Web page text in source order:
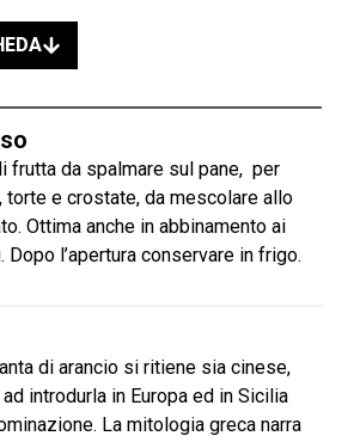
frutta da spalmare sul pane, per
torte e crostate, da mescolare allo
Ottima anche in abbinamento ai
l’apertura conservare in frigo.
di arancio si ritiene sia cinese,
introdurla in Europa ed in Sicilia
La mitologia greca narra